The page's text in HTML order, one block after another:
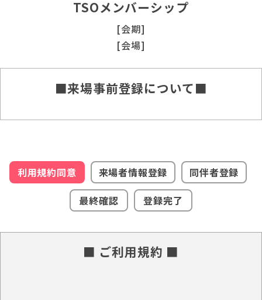
TSOメンバーシップ
[会期]
[会場]
■来場事前登録について■
利用規約同意 来場者情報登録
同伴者登録
最終確認
登録完了
■ ご利用規約 ■